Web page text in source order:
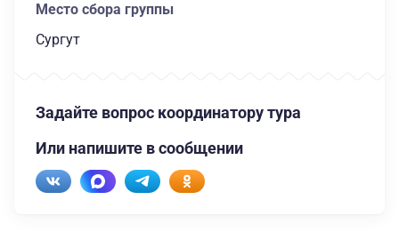
Место сбора группы
Сургут
Задайте вопрос координатору тура
Или напишите в сообщении